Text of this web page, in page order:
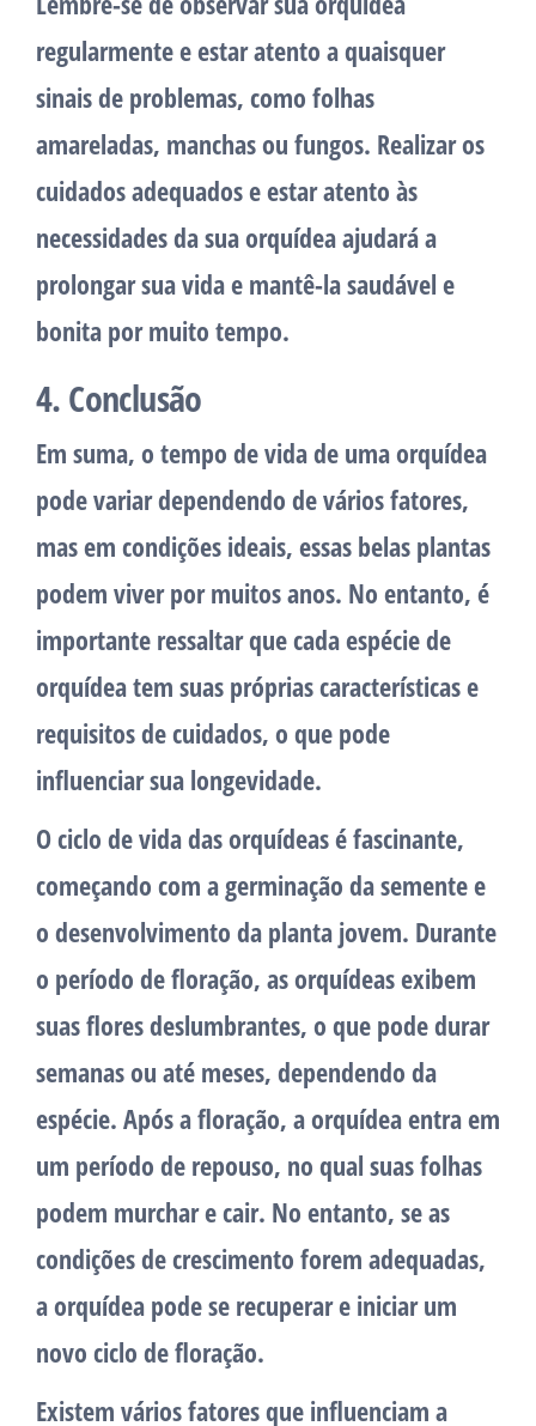
regularmente e estar atento a quaisquer
sinais de problemas, como folhas
amareladas, manchas ou fungos. Realizar os
cuidados adequados e estar atento às
necessidades da sua orquídea ajudará a
prolongar sua vida e mantê-la saudável e
bonita por muito tempo.
4. Conclusão
Em suma, o tempo de vida de uma orquídea
pode variar dependendo de vários fatores,
mas em condições ideais, essas belas plantas
podem viver por muitos anos. No entanto, é
importante ressaltar que cada espécie de
orquídea tem suas próprias características e
requisitos de cuidados, o que pode
influenciar sua longevidade.
O ciclo de vida das orquídeas é fascinante,
começando com a germinação da semente e
o desenvolvimento da planta jovem. Durante
o período de floração, as orquídeas exibem
suas flores deslumbrantes, o que pode durar
semanas ou até meses, dependendo da
espécie. Após a floração, a orquídea entra em
um período de repouso, no qual suas folhas
podem murchar e cair. No entanto, se as
condições de crescimento forem adequadas,
a orquídea pode se recuperar e iniciar um
novo ciclo de floração.
Existem vários fatores que influenciam a